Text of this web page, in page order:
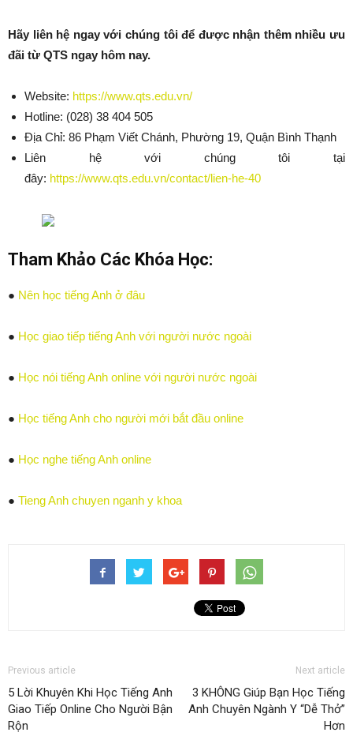
Hãy liên hệ ngay với chúng tôi để được nhận thêm nhiều ưu
đãi từ QTS ngay hôm nay.
Website: https://www.qts.edu.vn/
Hotline: (028) 38 404 505
Địa Chỉ: 86 Phạm Viết Chánh, Phường 19, Quận Bình Thạnh
Liên hệ với chúng tôi tại
đây: https://www.qts.edu.vn/contact/lien-he-40
Tham Khảo Các Khóa Học:
● Nên học tiếng Anh ở đâu
● Học giao tiếp tiếng Anh với người nước ngoài
● Học nói tiếng Anh online với người nước ngoài
● Học tiếng Anh cho người mới bắt đầu online
● Học nghe tiếng Anh online
● Tieng Anh chuyen nganh y khoa
Previous article
5 Lời Khuyên Khi Học Tiếng Anh
Giao Tiếp Online Cho Người Bận
Rộn
Next article
3 KHÔNG Giúp Bạn Học Tiếng
Anh Chuyên Ngành Y “Dễ Thở”
Hơn